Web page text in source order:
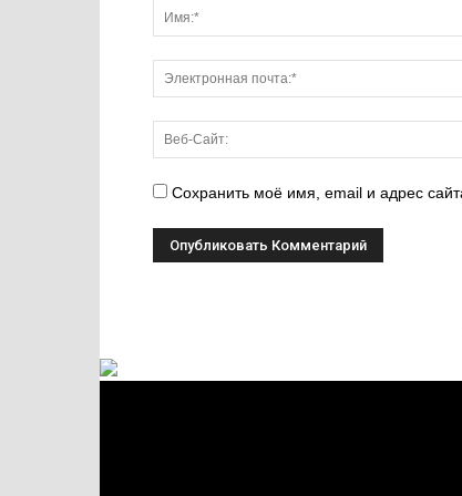
Сохранить моё имя, email и адрес